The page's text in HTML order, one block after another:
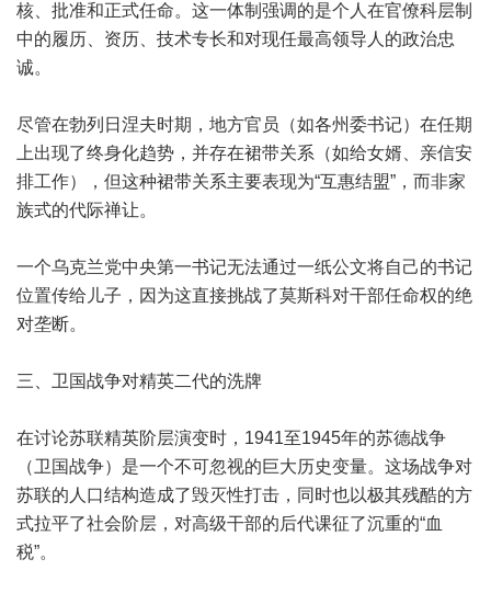
核、批准和正式任命。这一体制强调的是个人在官僚科层制
中的履历、资历、技术专长和对现任最高领导人的政治忠
诚。
尽管在勃列日涅夫时期，地方官员（如各州委书记）在任期
上出现了终身化趋势，并存在裙带关系（如给女婿、亲信安
排工作），但这种裙带关系主要表现为“互惠结盟”，而非家
族式的代际禅让。
一个乌克兰党中央第一书记无法通过一纸公文将自己的书记
位置传给儿子，因为这直接挑战了莫斯科对干部任命权的绝
对垄断。
三、卫国战争对精英二代的洗牌
在讨论苏联精英阶层演变时，1941至1945年的苏德战争
（卫国战争）是一个不可忽视的巨大历史变量。这场战争对
苏联的人口结构造成了毁灭性打击，同时也以极其残酷的方
式拉平了社会阶层，对高级干部的后代课征了沉重的“血
税”。